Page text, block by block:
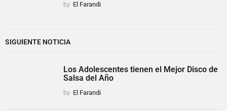
by El Farandi
SIGUIENTE NOTICIA
Los Adolescentes tienen el Mejor Disco de
Salsa del Año
by El Farandi